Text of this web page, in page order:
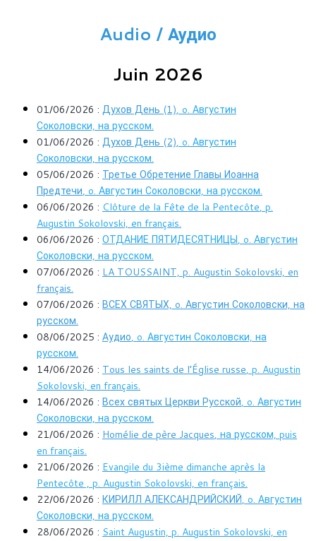
Audio / Аудио
Juin 2026
01/06/2026 : Духов День (1), o. Августин
Соколовски, на русском.
01/06/2026 : Духов День (2), o. Августин
Соколовски, на русском.
05/06/2026 : Третье Обретение Главы Иоанна
Предтечи, o. Августин Соколовски, на русском.
06/06/2026 : Clôture de la Fête de la Pentecôte, p.
Augustin Sokolovski, en français.
06/06/2026 : ОТДАНИЕ ПЯТИДЕСЯТНИЦЫ, o. Августин
Соколовски, на русском.
07/06/2026 : LA TOUSSAINT, p. Augustin Sokolovski, en
français.
07/06/2026 : ВСЕХ СВЯТЫХ, o. Августин Соколовски, на
русском.
08/06/2025 : Аудио, o. Августин Соколовски, на
русском.
14/06/2026 : Tous les saints de l’Église russe, p. Augustin
Sokolovski, en français.
14/06/2026 : Всех святых Церкви Русской, o. Августин
Соколовски, на русском.
21/06/2026 : Homélie de père Jacques, на русском, puis
en français.
21/06/2026 : Evangile du 3ième dimanche après la
Pentecôte , p. Augustin Sokolovski, en français.
22/06/2026 : КИРИЛЛ АЛЕКСАНДРИЙСКИЙ, o. Августин
Соколовски, на русском.
28/06/2026 : Saint Augustin, p. Augustin Sokolovski, en